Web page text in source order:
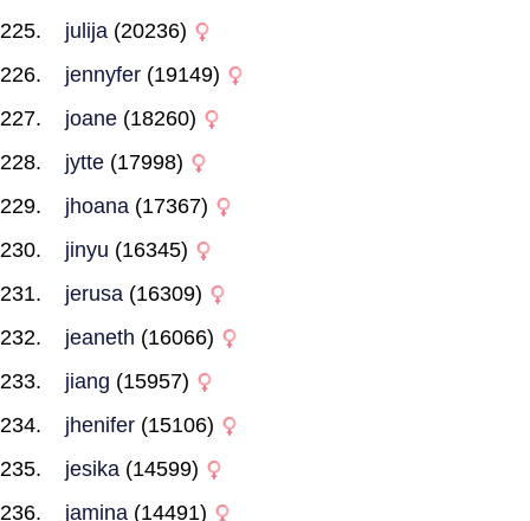
julija (20236)
jennyfer (19149)
joane (18260)
jytte (17998)
jhoana (17367)
jinyu (16345)
jerusa (16309)
jeaneth (16066)
jiang (15957)
jhenifer (15106)
jesika (14599)
jamina (14491)